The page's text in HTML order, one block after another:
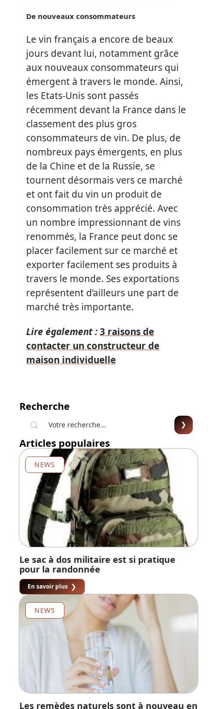
De nouveaux consommateurs
Le vin français a encore de beaux
jours devant lui, notamment grâce
aux nouveaux consommateurs qui
émergent à travers le monde. Ainsi,
les Etats-Unis sont passés
récemment devant la France dans le
classement des plus gros
consommateurs de vin. De plus, de
nombreux pays émergents, en plus
de la Chine et de la Russie, se
tournent désormais vers ce marché
et ont fait du vin un produit de
consommation très apprécié. Avec
un nombre impressionnant de vins
renommés, la France peut donc se
placer facilement sur ce marché et
exporter facilement ses produits à
travers le monde. Ses exportations
représentent d’ailleurs une part de
marché très importante.
Lire également :3 raisons de
contacter un constructeur de
maison individuelle
Recherche
Articles populaires
NEWS
Le sac à dos militaire est si pratique
pour la randonnée
En savoir plus
NEWS
Les remèdes naturels sont à nouveau en